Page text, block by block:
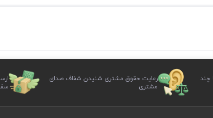
چند
رعایت حقوق مشتری شنیدن شفاف صدای
مشتری